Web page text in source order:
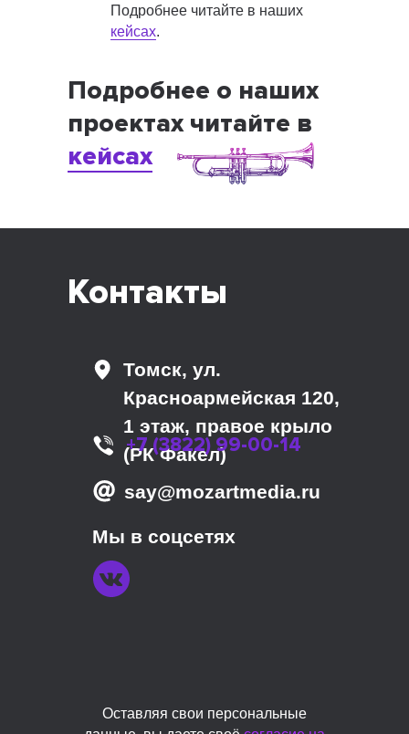
Подробнее читайте в наших
кейсах.
Подробнее о наших
проектах читайте в
кейсах
Томск, ул.
Красноармейская 120,
1 этаж, правое крыло
(РК Факел)
+7 (3822) 99-00-14
Контакты
say@mozartmedia.ru
Мы в соцсетях
Оставляя свои персональные